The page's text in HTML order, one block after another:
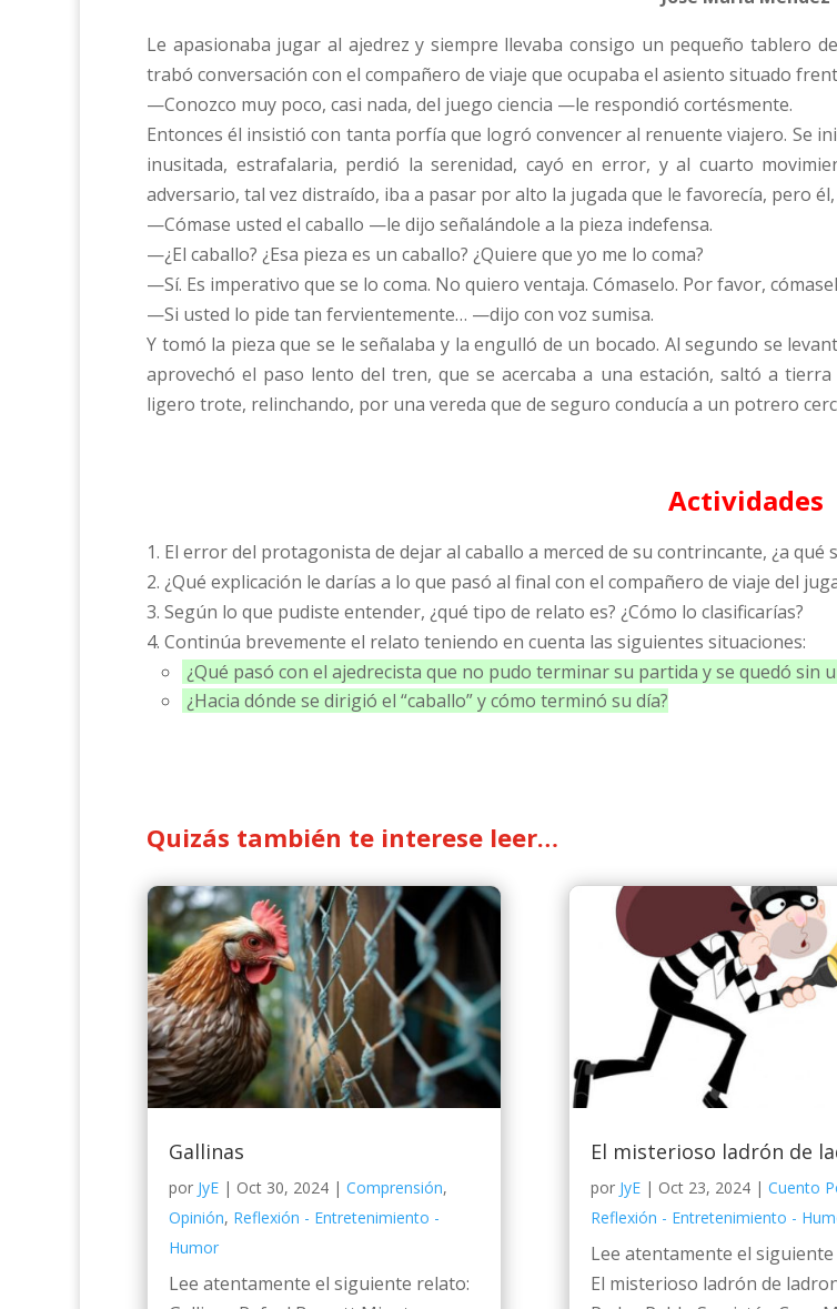
Le apasionaba jugar al ajedrez y siempre llevaba consigo un pequeño tablero
trabó conversación con el compañero de viaje que ocupaba el asiento situado
—Conozco muy poco, casi nada, del juego ciencia —le respondió cortésmente.
Entonces él insistió con tanta porfía que logró convencer al renuente viajero. Se
inusitada, estrafalaria, perdió la serenidad, cayó en error, y al cuarto
adversario, tal vez distraído, iba a pasar por alto la jugada que le favorecía, pero
—Cómase usted el caballo —le dijo señalándole a la pieza indefensa.
—¿El caballo? ¿Esa pieza es un caballo? ¿Quiere que yo me lo coma?
—Sí. Es imperativo que se lo coma. No quiero ventaja. Cómaselo. Por favor,
—Si usted lo pide tan fervientemente… —dijo con voz sumisa.
Y tomó la pieza que se le señalaba y la engulló de un bocado. Al segundo se
aprovechó el paso lento del tren, que se acercaba a una estación, saltó a
ligero trote, relinchando, por una vereda que de seguro conducía a un potrero
Actividades
1. El error del protagonista de dejar al caballo a merced de su contrincante, ¿a qué
2. ¿Qué explicación le darías a lo que pasó al final con el compañero de viaje del
3. Según lo que pudiste entender, ¿qué tipo de relato es? ¿Cómo lo clasificarías?
4. Continúa brevemente el relato teniendo en cuenta las siguientes situaciones:
¿Qué pasó con el ajedrecista que no pudo terminar su partida y se quedó sin
¿Hacia dónde se dirigió el “caballo” y cómo terminó su día?
Quizás también te interese leer…
Gallinas
por JyE | Oct 30, 2024 | Comprensión,
Opinión, Reflexión - Entretenimiento -
Humor
Lee atentamente el siguiente relato:
El misterioso ladrón de
por JyE| Oct 23, 2024| Cuento
Reflexión - Entretenimiento -
Lee atentamente el
El misterioso ladrón de